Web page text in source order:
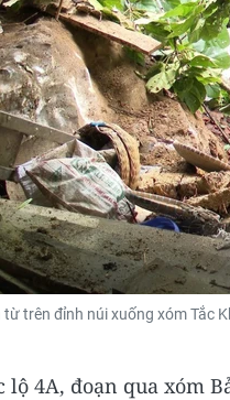
trên đỉnh núi xuống xóm Tắc
lộ 4A, đoạn qua xóm